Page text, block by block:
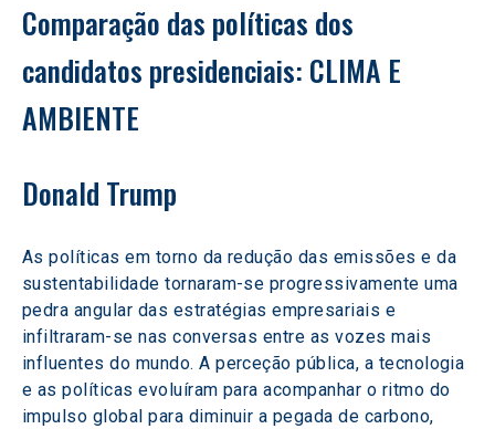
Comparação das políticas dos
candidatos presidenciais: CLIMA E
AMBIENTE
Donald Trump
As políticas em torno da redução das emissões e da
sustentabilidade tornaram-se progressivamente uma
pedra angular das estratégias empresariais e
infiltraram-se nas conversas entre as vozes mais
influentes do mundo. A perceção pública, a tecnologia
e as políticas evoluíram para acompanhar o ritmo do
impulso global para diminuir a pegada de carbono,